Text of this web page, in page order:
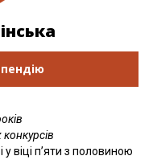
віці п’яти з половиною